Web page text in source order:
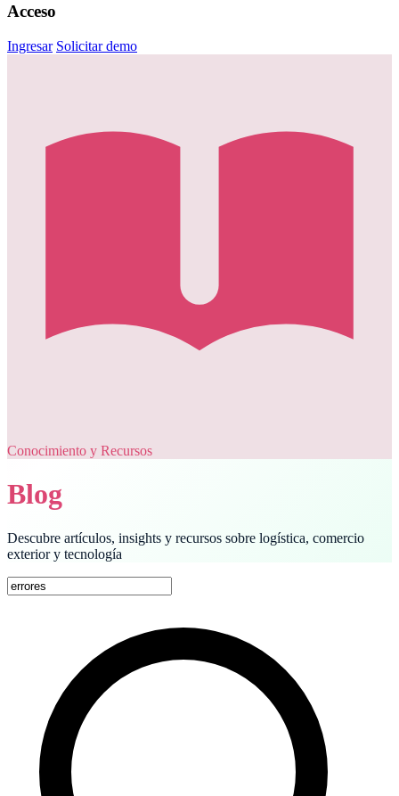
Acceso
Ingresar Solicitar demo
Conocimiento y Recursos
Blog
Descubre artículos, insights y recursos sobre logística, comercio
exterior y tecnología